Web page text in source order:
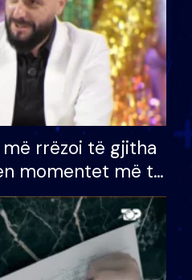
më rrëzoi të gjitha
momentet më të
e BB VIP: Do më
kur…